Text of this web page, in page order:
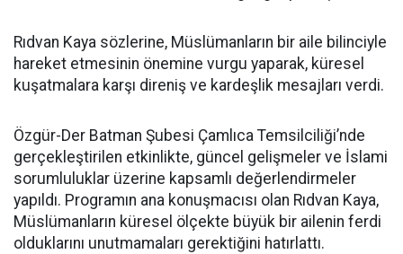
Rıdvan Kaya sözlerine, Müslümanların bir aile bilinciyle
hareket etmesinin önemine vurgu yaparak, küresel
kuşatmalara karşı direniş ve kardeşlik mesajları verdi.
Özgür-Der Batman Şubesi Çamlıca Temsilciliği’nde
gerçekleştirilen etkinlikte, güncel gelişmeler ve İslami
sorumluluklar üzerine kapsamlı değerlendirmeler
yapıldı. Programın ana konuşmacısı olan Rıdvan Kaya,
Müslümanların küresel ölçekte büyük bir ailenin ferdi
olduklarını unutmamaları gerektiğini hatırlattı.